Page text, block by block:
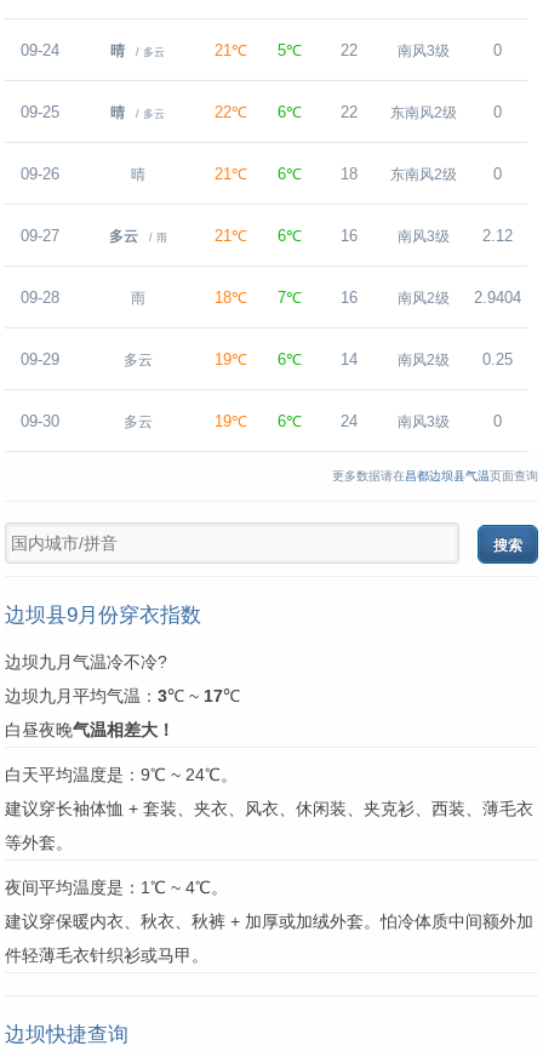
09-24 晴 / 多云 21℃ 5℃ 22 南风3级 0
09-25 晴 / 多云 22℃ 6℃ 22 东南风2级 0
09-26 晴 21℃ 6℃ 18 东南风2级 0
09-27 多云 / 雨 21℃ 6℃ 16 南风3级 2.12
09-28 雨 18℃ 7℃ 16 南风2级 2.9404
09-29 多云 19℃ 6℃ 14 南风2级 0.25
09-30 多云 19℃ 6℃ 24 南风3级 0
更多数据请在昌都边坝县气温页面查询
边坝县9月份穿衣指数
边坝九月气温冷不冷?
边坝九月平均气温： 3℃ ~ 17℃
白昼夜晚气温相差大！
白天平均温度是：9℃ ~ 24℃。
建议穿长袖体恤 + 套装、夹衣、风衣、休闲装、夹克衫、西装、薄毛衣
等外套。
夜间平均温度是：1℃ ~ 4℃。
建议穿保暖内衣、秋衣、秋裤 + 加厚或加绒外套。怕冷体质中间额外加
件轻薄毛衣针织衫或马甲。
边坝快捷查询